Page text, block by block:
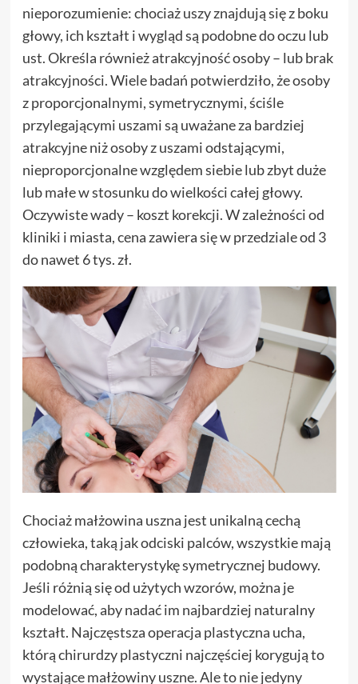
nieporozumienie: chociaż uszy znajdują się z boku
głowy, ich kształt i wygląd są podobne do oczu lub
ust. Określa również atrakcyjność osoby – lub brak
atrakcyjności. Wiele badań potwierdziło, że osoby
z proporcjonalnymi, symetrycznymi, ściśle
przylegającymi uszami są uważane za bardziej
atrakcyjne niż osoby z uszami odstającymi,
nieproporcjonalne względem siebie lub zbyt duże
lub małe w stosunku do wielkości całej głowy.
Oczywiste wady – koszt korekcji. W zależności od
kliniki i miasta, cena zawiera się w przedziale od 3
do nawet 6 tys. zł.
Chociaż małżowina uszna jest unikalną cechą
człowieka, taką jak odciski palców, wszystkie mają
podobną charakterystykę symetrycznej budowy.
Jeśli różnią się od użytych wzorów, można je
modelować, aby nadać im najbardziej naturalny
kształt. Najczęstsza operacja plastyczna ucha,
którą chirurdzy plastyczni najczęściej korygują to
wystające małżowiny uszne. Ale to nie jedyny